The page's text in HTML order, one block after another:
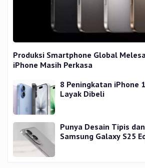
Produksi Smartphone Global
iPhone Masih Perkasa
8 Peningkatan iPhone
Layak Dibeli
Punya Desain Tipis
Samsung Galaxy S25